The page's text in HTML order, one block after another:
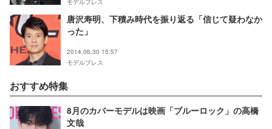
唐沢寿明、下積み時代を振り返る「信じて疑わなか
った」
2014.06.30 15:57
モデルプレス
おすすめ特集
8月のカバーモデルは映画「ブルーロック」の高橋
文哉